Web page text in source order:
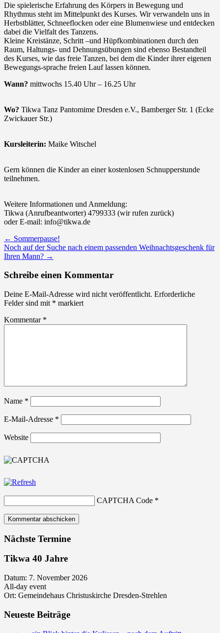
Die spielerische Erfahrung des Körpers in Bewegung und
Rhythmus steht im Mittelpunkt des Kurses. Wir verwandeln uns in
Herbstblätter, Schneeflocken oder eine Blumenwiese und entdecken
dabei die Vielfalt des Tanzens.
Kleine Kreistänze, Schritt –und Hüpfkombinationen durch den
Raum, Haltungs- und Dehnungsübungen sind ebenso Bestandteil
des Kurses, wie das freie Tanzen, bei dem die Kinder ihrer eigenen
Bewegungs-sprache freien Lauf lassen können.
Wann? mittwochs 15.40 Uhr – 16.25 Uhr
Wo? Tikwa Tanz Pantomime Dresden e.V., Bamberger Str. 1 (Ecke
Zwickauer Str.)
Kursleiterin: Maike Witschel
Gern können die Kinder an einer kostenlosen Schnupperstunde
teilnehmen.
Weitere Informationen und Anmeldung:
Tikwa (Anrufbeantworter) 4799333 (wir rufen zurück)
oder E-mail: info@tikwa.de
Post
navigation
← Sommerpause!
Noch auf der Suche nach einem passenden Weihnachtsgeschenk für
Ihren Mann? →
Schreibe einen Kommentar
Deine E-Mail-Adresse wird nicht veröffentlicht. Erforderliche
Felder sind mit * markiert
Kommentar *
Name *
E-Mail-Adresse *
Website
CAPTCHA Code *
Nächste Termine
Tikwa 40 Jahre
Datum: 7. November 2026
All-day event
Ort: Gemeindehaus Christuskirche Dresden-Strehlen
Neueste Beiträge